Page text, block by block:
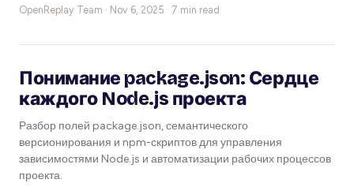
OpenReplay Team · Nov 6, 2025 · 7 min read
Понимание package.json: Сердце
каждого Node.js проекта
Разбор полей package.json, семантического
версионирования и npm-скриптов для управления
зависимостями Node.js и автоматизации рабочих процессов
проекта.